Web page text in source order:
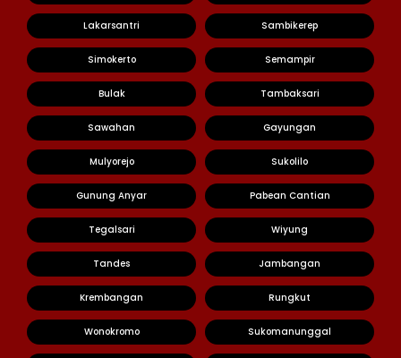
Lakarsantri Sambikerep
Simokerto Semampir
Bulak Tambaksari
Sawahan Gayungan
Mulyorejo Sukolilo
Gunung Anyar Pabean Cantian
Tegalsari Wiyung
Tandes Jambangan
Krembangan Rungkut
Wonokromo Sukomanunggal